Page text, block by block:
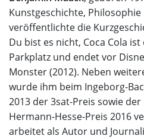
Kunstgeschichte,
veröffentlichte die
Du bist es nicht, Coca Cola
Parkplatz und endet vor
Monster (2012). Neben
wurde ihm beim Ingeborg-
2013 der 3sat-Preis sowie
Hermann-Hesse-Preis 2016
arbeitet als Autor und